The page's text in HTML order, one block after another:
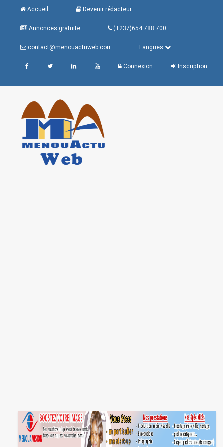
Accueil Devenir rédacteur
Annonces gratuite (+237)654 788 700
contact@menouactuweb.com Langues
Connexion Inscription